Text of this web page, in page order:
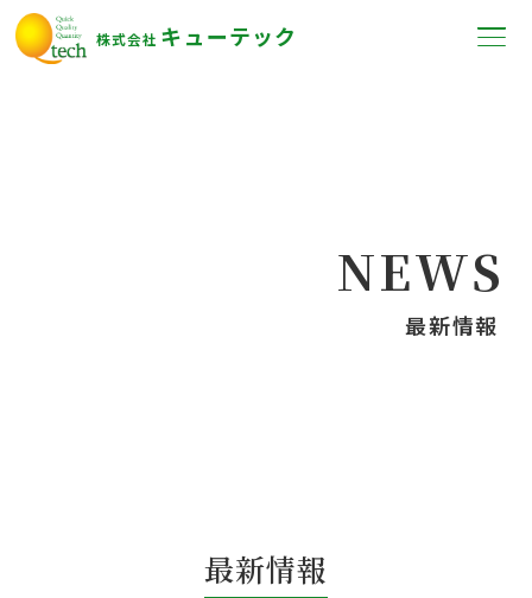
株式会社 キューテック
NEWS
最新情報
最新情報